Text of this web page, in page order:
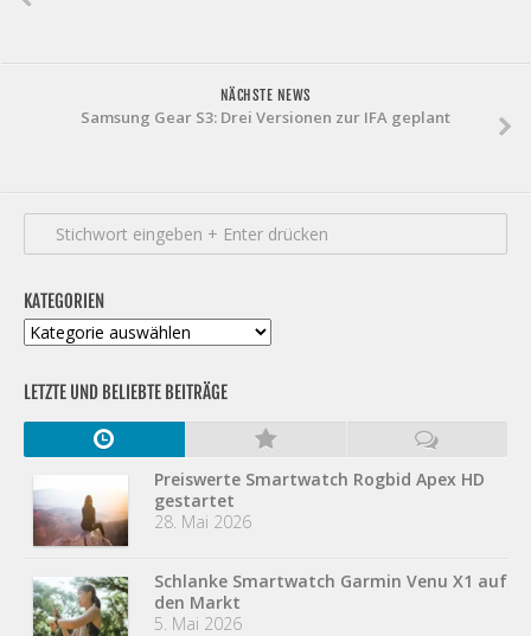
NÄCHSTE NEWS
Samsung Gear S3: Drei Versionen zur IFA geplant
KATEGORIEN
Kategorien
LETZTE UND BELIEBTE BEITRÄGE
Preiswerte Smartwatch Rogbid Apex HD
gestartet
28. Mai 2026
Schlanke Smartwatch Garmin Venu X1 auf
den Markt
5. Mai 2026